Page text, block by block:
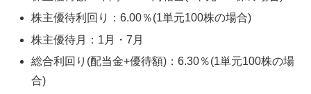
株主優待利回り：6.00％(1単元100株の場合)
株主優待月：1月・7月
総合利回り(配当金+優待額)：6.30％(1単元100株の場
合)